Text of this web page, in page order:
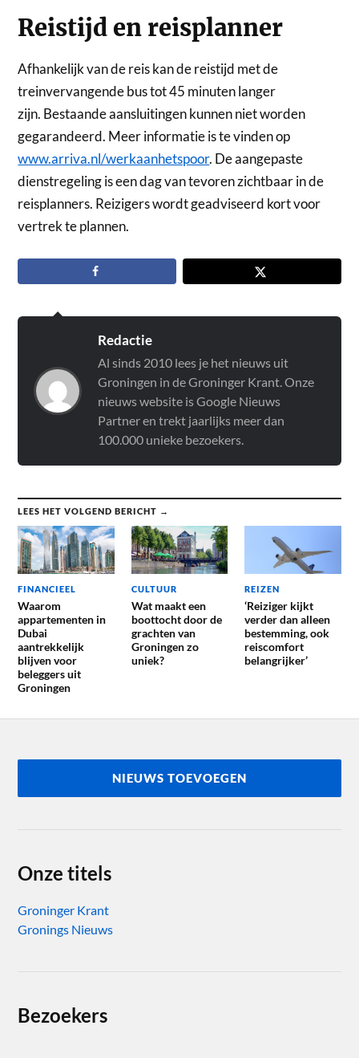
Reistijd en reisplanner
Afhankelijk van de reis kan de reistijd met de
treinvervangende bus tot 45 minuten langer
zijn. Bestaande aansluitingen kunnen niet worden
gegarandeerd. Meer informatie is te vinden op
www.arriva.nl/werkaanhetspoor. De aangepaste
dienstregeling is een dag van tevoren zichtbaar in de
reisplanners. Reizigers wordt geadviseerd kort voor
vertrek te plannen.
Redactie
Al sinds 2010 lees je het nieuws uit
Groningen in de Groninger Krant. Onze
nieuws website is Google Nieuws
Partner en trekt jaarlijks meer dan
100.000 unieke bezoekers.
LEES HET VOLGEND BERICHT →
FINANCIEEL
Waarom
appartementen in
Dubai
aantrekkelijk
blijven voor
beleggers uit
Groningen
CULTUUR
Wat maakt een
boottocht door de
grachten van
Groningen zo
uniek?
REIZEN
‘Reiziger kijkt
verder dan alleen
bestemming, ook
reiscomfort
belangrijker’
NIEUWS TOEVOEGEN
Onze titels
Groninger Krant
Gronings Nieuws
Bezoekers